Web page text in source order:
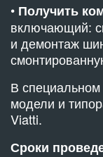
• Получить
включающий:
и демонтаж
В
модели и
Viatti.
Сроки